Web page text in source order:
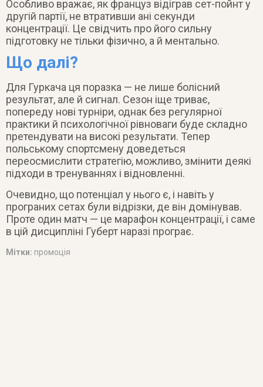
Особливо вражає, як француз відіграв сет-пойнт у
другій партії, не втративши ані секунди
концентрації. Це свідчить про його сильну
підготовку не тільки фізично, а й ментально.
Що далі?
Для Гуркача ця поразка — не лише болісний
результат, але й сигнал. Сезон іще триває,
попереду нові турніри, однак без регулярної
практики й психологічної рівноваги буде складно
претендувати на високі результати. Тепер
польському спортсмену доведеться
переосмислити стратегію, можливо, змінити деякі
підходи в тренуваннях і відновленні.
Очевидно, що потенціал у нього є, і навіть у
програних сетах були відрізки, де він домінував.
Проте один матч — це марафон концентрації, і саме
в цій дисципліні Губерт наразі програє.
Мітки: промоція